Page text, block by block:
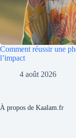
Comment réussir une
l’impact
4 août 2026
À propos de Kaalam.fr